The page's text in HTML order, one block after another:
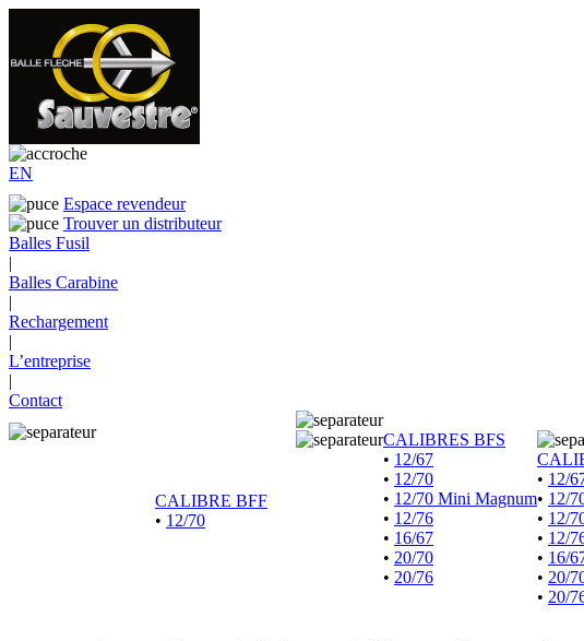
EN
Espace revendeur
Trouver un distributeur
Balles Fusil
|
Balles Carabine
|
Rechargement
|
L’entreprise
|
Contact
CALIBRE BFF
• 12/70
CALIBRES BFS
• 12/67
• 12/70
• 12/70 Mini Magnum
• 12/76
• 16/67
• 20/70
• 20/76
• 12/
• 12/
• 12/
• 12/
• 16/
• 20/
• 20/